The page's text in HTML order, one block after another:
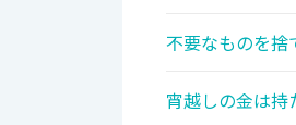
不要なものを捨
宵越しの金は持